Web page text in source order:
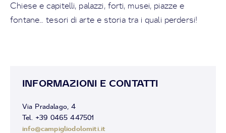
Chiese e capitelli, palazzi, forti, musei, piazze e
fontane… tesori di arte e storia tra i quali perdersi!
INFORMAZIONI E CONTATTI
Via Pradalago, 4
Tel. +39 0465 447501
info@campigliodolomiti.it